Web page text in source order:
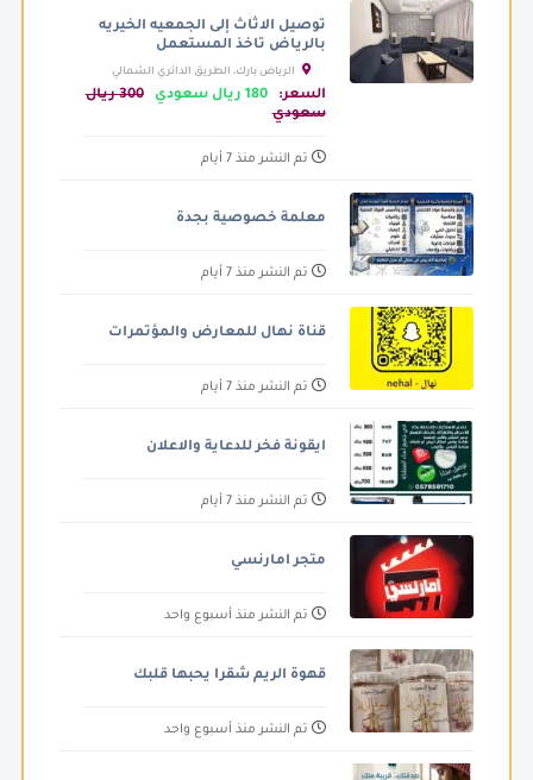
توصيل الاثاث إلى الجمعيه الخيريه
بالرياض تاخذ المستعمل
الرياض بارك، الطريق الدائري الشمالي
الفرعي، الرياض السعودية
السعر: 180 ريال سعودي
300 ريال
سعودي
تم النشر منذ 7 أيام
معلمة خصوصية بجدة
تم النشر منذ 7 أيام
قناة نهال للمعارض والمؤتمرات
تم النشر منذ 7 أيام
ايقونة فخر للدعاية والاعلان
تم النشر منذ 7 أيام
متجر امارنسي
تم النشر منذ أسبوع واحد
قهوة الريم شقرا يحبها قلبك
تم النشر منذ أسبوع واحد